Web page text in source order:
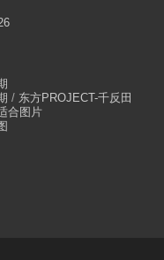
/ 东方PROJECT-千反田
合图片